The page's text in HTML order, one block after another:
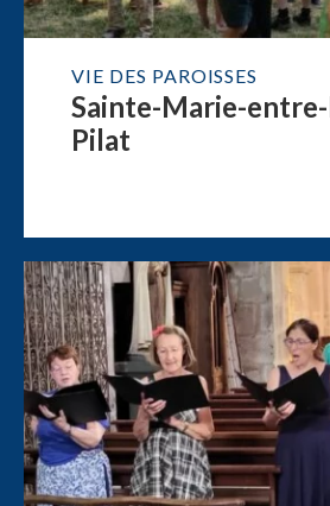
VIE DES PAROISSES
Sainte-Marie-
Pilat